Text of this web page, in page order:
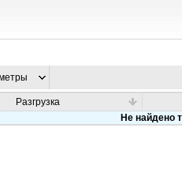
Разгрузка
Не найдено